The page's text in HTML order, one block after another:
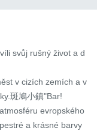
svůj rušný život a d
v cizích zemích a v
斑鳩小鎮"Bar!
evropského
a krásné barvy